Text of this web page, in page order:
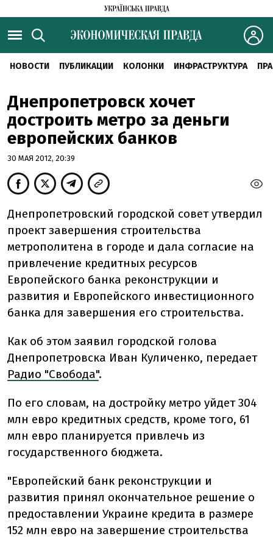
НОВОСТИ ПУБЛИКАЦИИ КОЛОНКИ ИНФРАСТРУКТУРА
Днепропетровск хочет
достроить метро за деньги
европейских банков
30 МАЯ 2012, 20:39
Днепропетровский городской совет утвердил
проект завершения строительства
метрополитена в городе и дала согласие на
привлечение кредитных ресурсов
Европейского банка реконструкции и
развития и Европейского инвестиционного
банка для завершения его строительства.
Как об этом заявил городской голова
Днепропетровска Иван Куличенко, передает
Радио "Свобода".
По его словам, на достройку метро уйдет 304
млн евро кредитных средств, кроме того, 61
млн евро планируется привлечь из
государственного бюджета.
"Европейский банк реконструкции и
развития принял окончательное решение о
предоставлении Украине кредита в размере
152 млн евро на завершение строительства